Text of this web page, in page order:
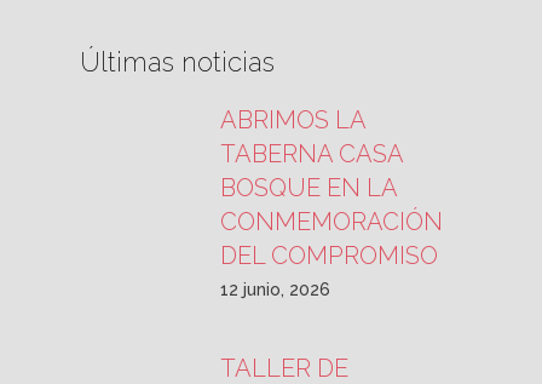
Últimas noticias
ABRIMOS LA
TABERNA CASA
BOSQUE EN LA
CONMEMORACIÓN
DEL COMPROMISO
12 junio, 2026
TALLER DE